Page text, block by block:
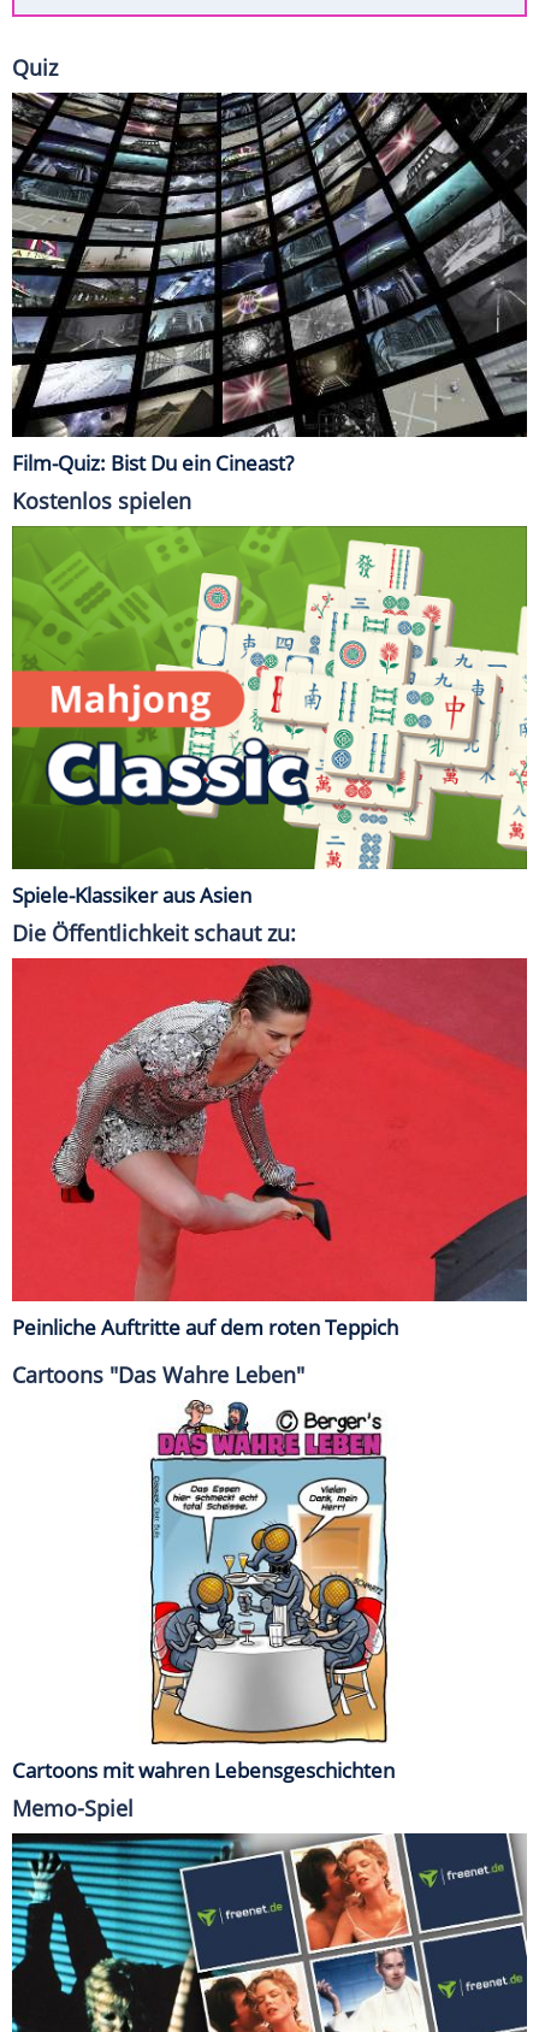
Quiz
Film-Quiz: Bist Du ein Cineast?
Kostenlos spielen
Spiele-Klassiker aus Asien
Die Öffentlichkeit schaut zu:
Peinliche Auftritte auf dem roten Teppich
Cartoons "Das Wahre Leben"
Cartoons mit wahren Lebensgeschichten
Memo-Spiel